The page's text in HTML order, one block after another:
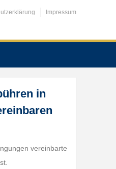
Impressum
in
vereinbarte